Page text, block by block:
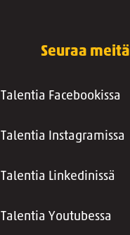
Seuraa meitä
Talentia Facebookissa
Talentia Instagramissa
Talentia Linkedinissä
Talentia Youtubessa